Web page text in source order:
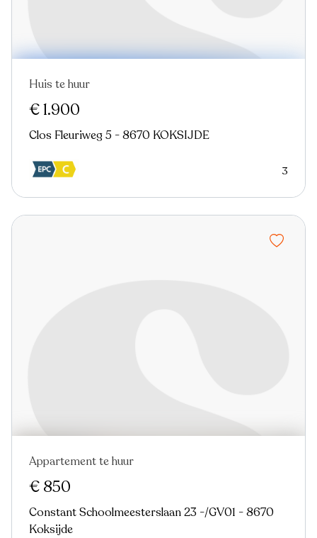
Nieuw
Huis te huur
€ 1.900
Clos Fleuriweg 5 - 8670 KOKSIJDE
3
Nieuw
Appartement te huur
€ 850
Constant Schoolmeesterslaan 23 -/GV01 - 8670
Koksijde